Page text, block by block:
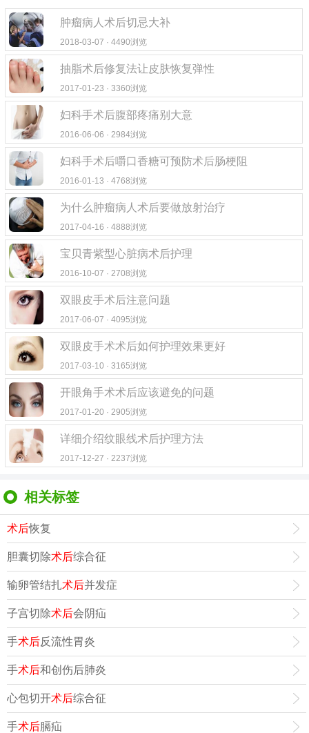
肿瘤病人术后切忌大补
2018-03-07 · 4490浏览
抽脂术后修复法让皮肤恢复弹性
2017-01-23 · 3360浏览
妇科手术后腹部疼痛别大意
2016-06-06 · 2984浏览
妇科手术后嚼口香糖可预防术后肠梗阻
2016-01-13 · 4768浏览
为什么肿瘤病人术后要做放射治疗
2017-04-16 · 4888浏览
宝贝青紫型心脏病术后护理
2016-10-07 · 2708浏览
双眼皮手术后注意问题
2017-06-07 · 4095浏览
双眼皮手术术后如何护理效果更好
2017-03-10 · 3165浏览
开眼角手术术后应该避免的问题
2017-01-20 · 2905浏览
详细介绍纹眼线术后护理方法
2017-12-27 · 2237浏览
相关标签
术后恢复
胆囊切除术后综合征
输卵管结扎术后并发症
子宫切除术后会阴疝
手术后反流性胃炎
手术后和创伤后肺炎
心包切开术后综合征
手术后膈疝